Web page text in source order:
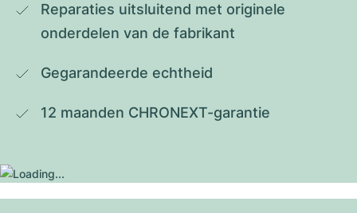
Reparaties uitsluitend met originele
onderdelen van de fabrikant
Gegarandeerde echtheid
12 maanden CHRONEXT-garantie